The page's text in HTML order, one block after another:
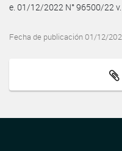
e. 01/12/2022 N° 96500/22
Fecha de publicación 01/12/